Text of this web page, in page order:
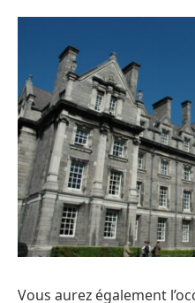
Vous aurez également